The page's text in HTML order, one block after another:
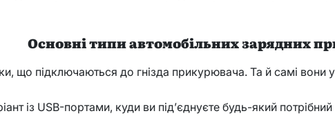
Основні типи автомобільних зарядних
що підключаються до гнізда прикурювача. Та й самі вони
із USB-портами, куди ви під’єднуєте будь-який